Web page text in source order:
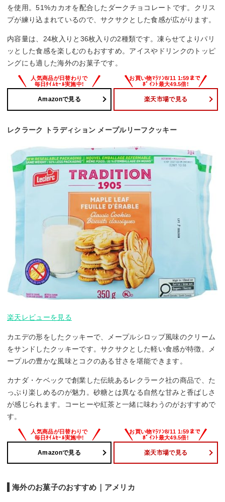
を使用。51%カカオを配合したダークチョコレートです。クリス
プが練り込まれているので、サクサクとした食感が広がります。
内容量は、24枚入りと36枚入りの2種類です。凍らせてよりパリ
ッとした食感を楽しむのもおすすめ。アイスやドリンクのトッピ
ングにも適した海外のお菓子です。
Amazonで見る 楽天市場で見る
レクラーク トラディション メープルリーフクッキー
楽天レビューを見る
カエデの形をしたクッキーで、メープルシロップ風味のクリーム
をサンドしたクッキーです。サクサクとした軽い食感が特徴。メ
ープルの豊かな風味とコクのある甘さを堪能できます。
カナダ・ケベックで創業した伝統あるレクラーク社の商品で、た
っぷり楽しめるのが魅力。砂糖とは異なる自然な甘みと香ばしさ
が感じられます。コーヒーや紅茶と一緒に味わうのがおすすめで
す。
Amazonで見る 楽天市場で見る
海外のお菓子のおすすめ｜アメリカ